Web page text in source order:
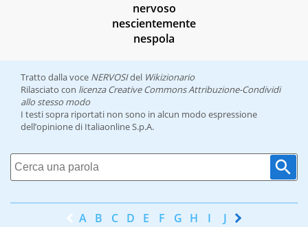
nervoso
nescientemente
nespola
Tratto dalla voce NERVOSIdel Wikizionario
Rilasciato con licenza Creative Commons Attribuzione-Condividi
allo stesso modo
I testi sopra riportati non sono in alcun modo espressione
dell’opinione di Italiaonline S.p.A.
A B C D E F G H I J K